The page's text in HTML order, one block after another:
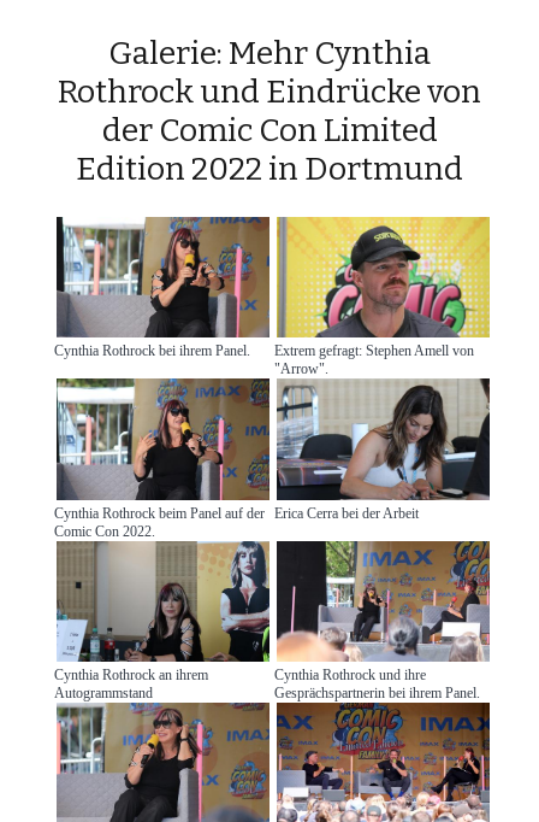
Galerie: Mehr Cynthia
Rothrock und Eindrücke von
der Comic Con Limited
Edition 2022 in Dortmund
Cynthia Rothrock bei ihrem Panel.
Extrem gefragt: Stephen Amell von
"Arrow".
Cynthia Rothrock beim Panel auf der
Comic Con 2022.
Erica Cerra bei der Arbeit
Cynthia Rothrock an ihrem
Autogrammstand
Cynthia Rothrock und ihre
Gesprächspartnerin bei ihrem Panel.